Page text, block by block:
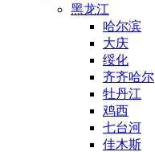
黑龙江
哈尔滨
大庆
绥化
齐齐哈尔
牡丹江
鸡西
七台河
佳木斯